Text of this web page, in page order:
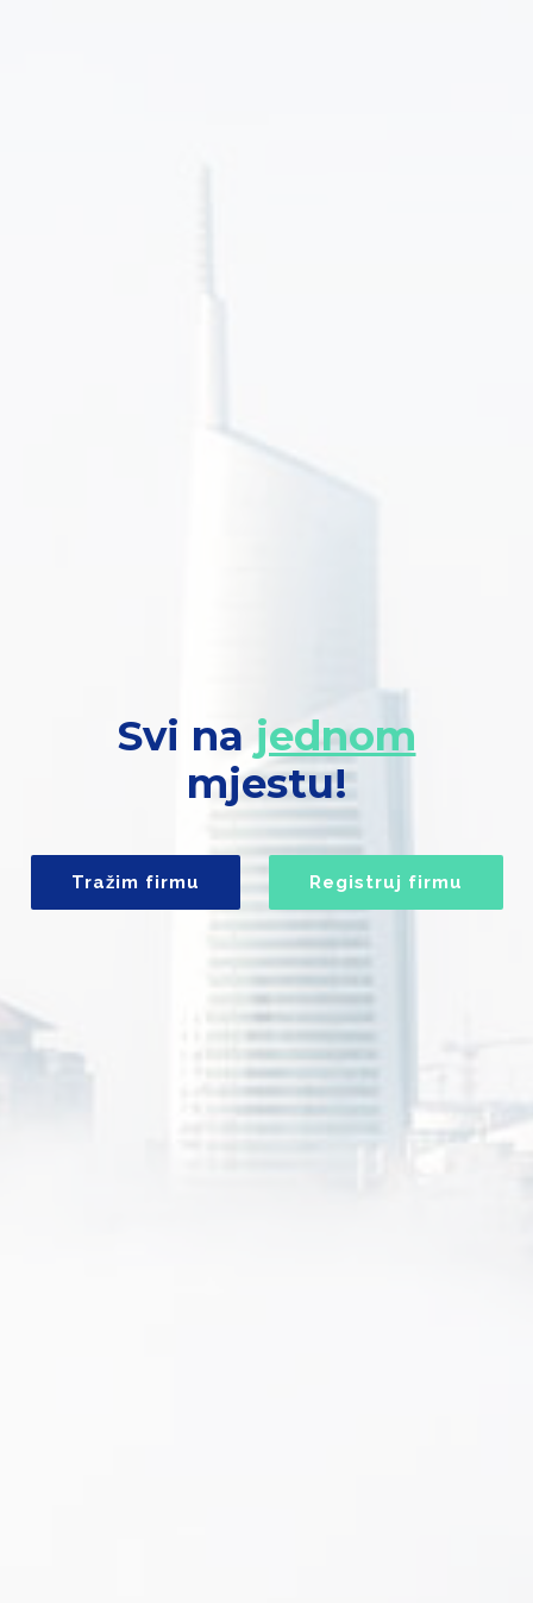
Svi na jednom
mjestu!
Tražim firmu Registruj firmu